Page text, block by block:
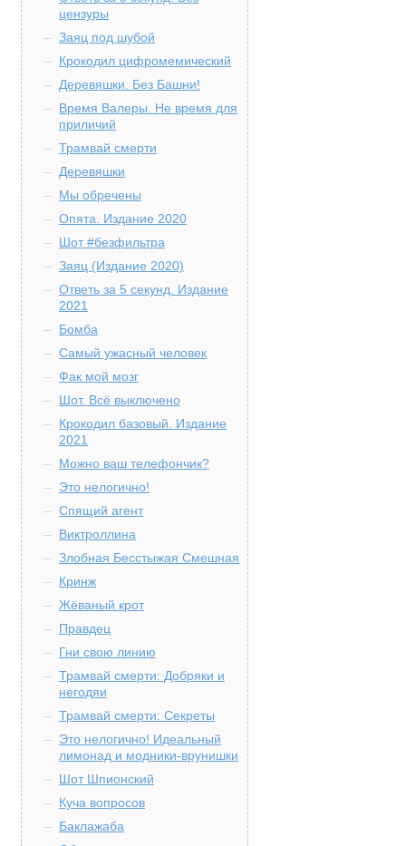
цензуры
Заяц под шубой
Крокодил цифромемический
Деревяшки. Без Башни!
Время Валеры. Не время для
приличий
Трамвай смерти
Деревяшки
Мы обречены
Опята. Издание 2020
Шот #безфильтра
Заяц (Издание 2020)
Ответь за 5 секунд. Издание
2021
Бомба
Самый ужасный человек
Фак мой мозг
Шот. Всё выключено
Крокодил базовый. Издание
2021
Можно ваш телефончик?
Это нелогично!
Спящий агент
Виктроллина
Злобная Бесстыжая Смешная
Кринж
Жёваный крот
Правдец
Гни свою линию
Трамвай смерти: Добряки и
негодяи
Трамвай смерти: Секреты
Это нелогично! Идеальный
лимонад и модники-врунишки
Шот Шпионский
Куча вопросов
Баклажаба